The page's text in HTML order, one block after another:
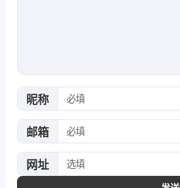
昵称
邮箱
网址